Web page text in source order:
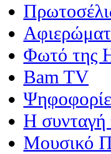
Φωτό της
Bam TV
Η συνταγή
Μουσικό